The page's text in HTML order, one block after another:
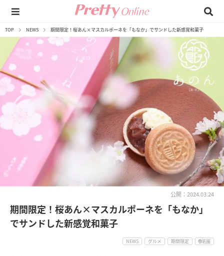
TOP NEWS 期間限定！桜あん×マスカルポーネを「もなか」でサンドした新感覚和菓子
公開：2024.03.24
期間限定！桜あん×マスカルポーネを「もなか」
でサンドした新感覚和菓子
NEWS グルメ 期間限定 祇園